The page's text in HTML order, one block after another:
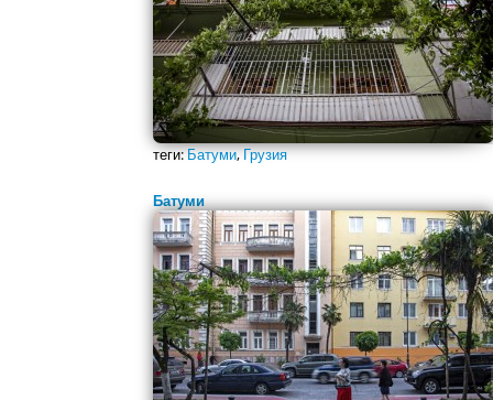
теги:Батуми,Грузия
Батуми